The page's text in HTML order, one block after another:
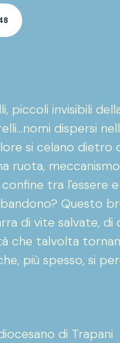
piccoli invisibili
dispersi
si celano dietro
ruota,
tra l'essere
Questo
di vite salvate, di
che talvolta
più spesso, si
di Trapani